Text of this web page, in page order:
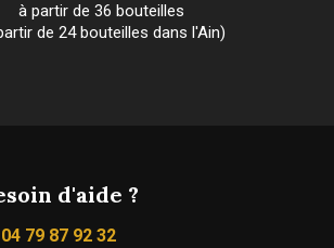
à partir de 36 bouteilles
de 24 bouteilles dans l'Ain)
d'aide ?
04 79 87 92 32